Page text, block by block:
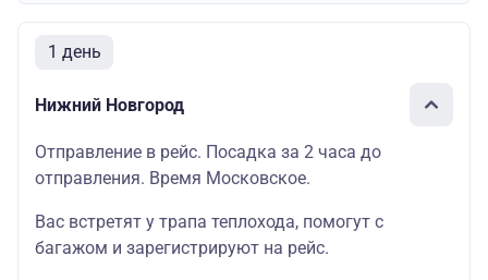
1 день
Нижний Новгород
Отправление в рейс. Посадка за 2 часа до
отправления. Время Московское.
Вас встретят у трапа теплохода, помогут с
багажом и зарегистрируют на рейс.